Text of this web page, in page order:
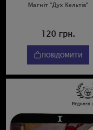
Магніт "Дух Кельтів"
120 грн.
ПОВІДОМИТИ